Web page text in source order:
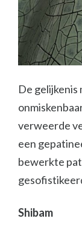
De gelijkenis
verweerde
een
bewerkte
Shibam